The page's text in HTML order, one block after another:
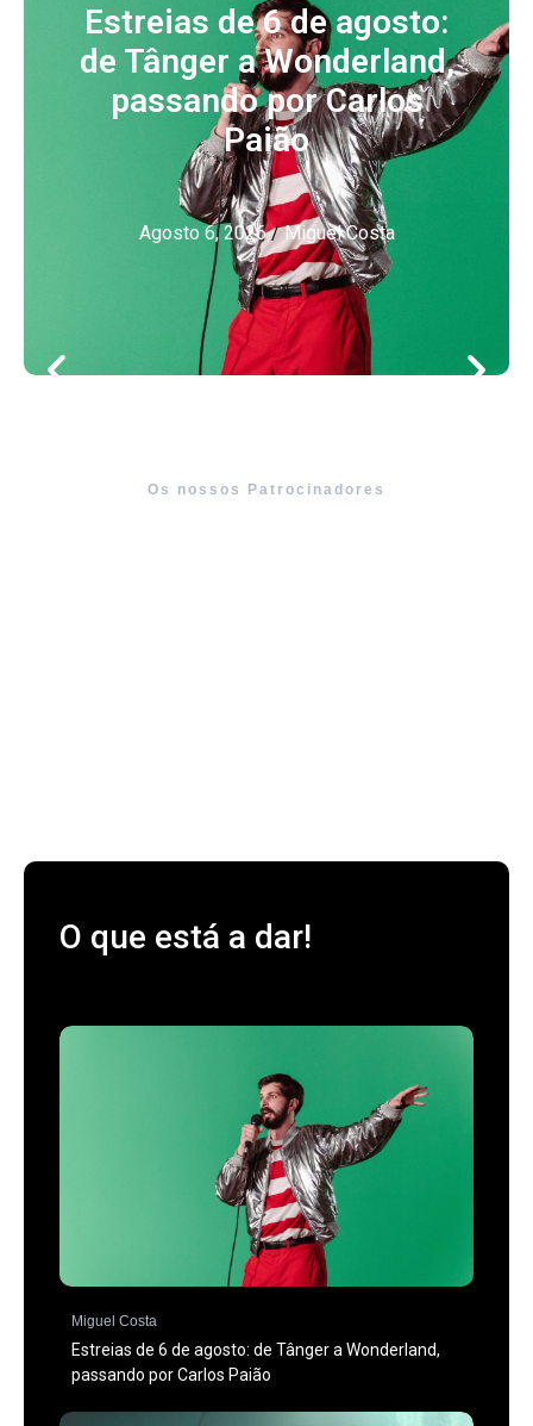
Estreias de 6 de agosto:
de Tânger a Wonderland,
passando por Carlos
Paião
Agosto 6, 2026 / Miguel Costa
Os nossos Patrocinadores
O que está a dar!
Miguel Costa
Estreias de 6 de agosto: de Tânger a Wonderland,
passando por Carlos Paião